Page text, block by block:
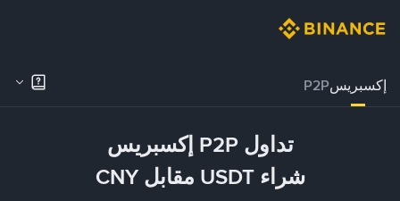
إكسبريسP2P
تداول P2P إكسبريس
شراء USDT مقابل CNY